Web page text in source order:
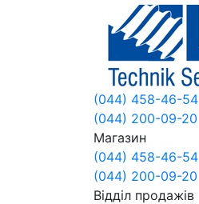
(044) 458-46-54
(044) 200-09-20
Магазин
(044) 458-46-54
(044) 200-09-20
Відділ продажів